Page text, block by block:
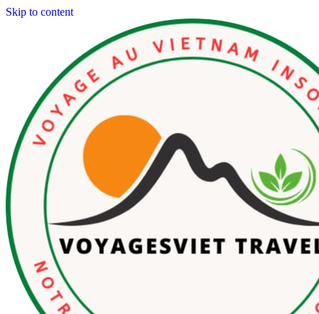
Skip to content